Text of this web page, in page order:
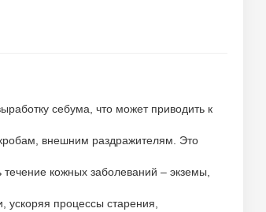
себума, что может приводить к
внешним раздражителям. Это
кожных заболеваний – экземы,
ускоряя процессы старения,